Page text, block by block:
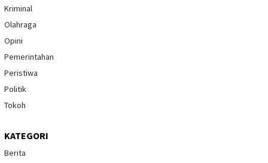
Kriminal
Olahraga
Opini
Pemerintahan
Peristiwa
Politik
Tokoh
KATEGORI
Berita